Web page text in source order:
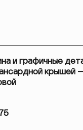
и графичные
крышей